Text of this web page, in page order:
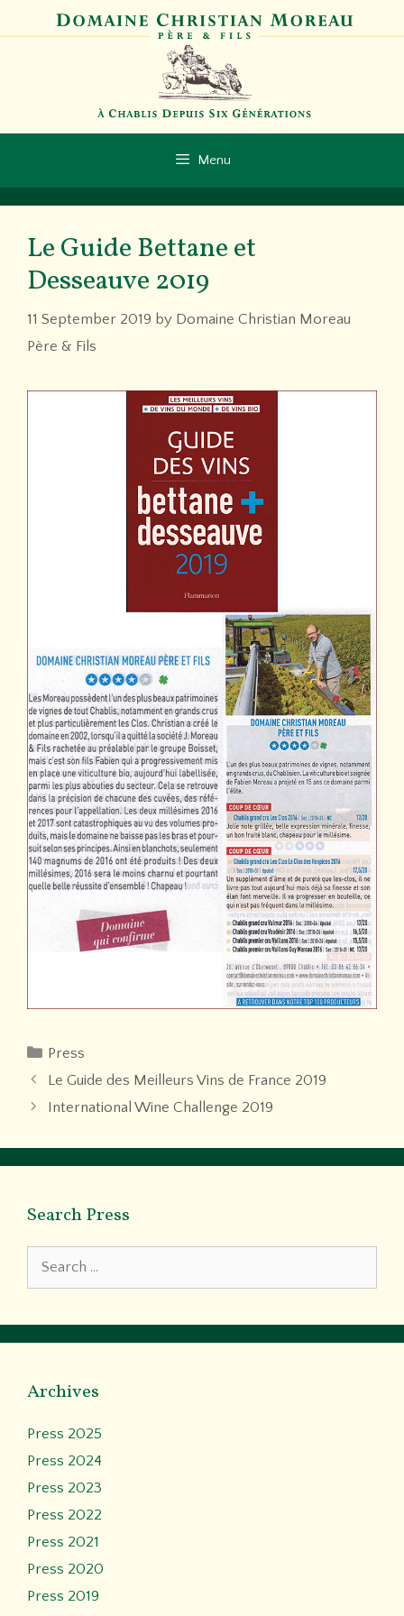
to
Menu
Le Guide Bettane et
Desseauve 2019
11 September 2019 by Domaine Christian Moreau
Père & Fils
Categories
Press
Le Guide des Meilleurs Vins de France 2019
International Wine Challenge 2019
Search Press
Archives
Press 2025
Press 2024
Press 2023
Press 2022
Press 2021
Press 2020
Press 2019